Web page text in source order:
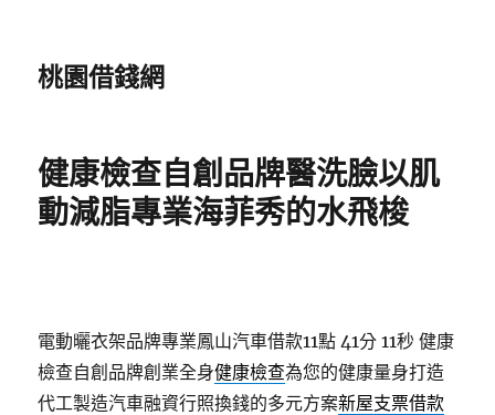
桃園借錢網
健康檢查自創品牌醫洗臉以肌
動減脂專業海菲秀的水飛梭
電動曬衣架品牌專業鳳山汽車借款11點 41分 11秒 健康
檢查自創品牌創業全身健康檢查為您的健康量身打造
代工製造汽車融資行照換錢的多元方案新屋支票借款